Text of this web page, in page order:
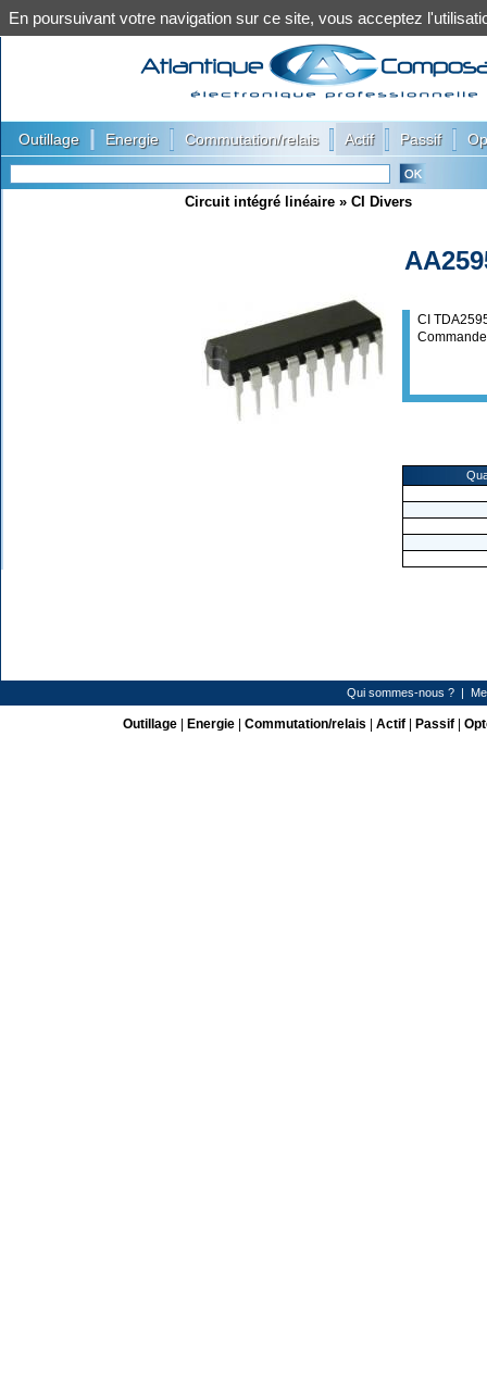
Outillage Energie Commutation/relais Actif Passif
Circuit intégré linéaire » CI Divers
CI
Qui sommes-nous ? |
Outillage| Energie| Commutation/relais Actif| Passif|
En poursuivant votre navigation sur ce site, vous acceptez